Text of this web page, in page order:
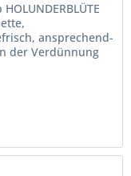
ansprechend-
der Verdünnung